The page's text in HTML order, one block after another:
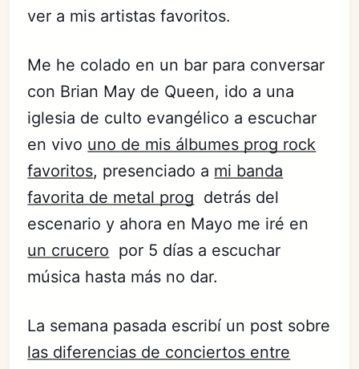
ver a mis artistas favoritos.
Me he colado en un bar para conversar
con Brian May de Queen, ido a una
iglesia de culto evangélico a escuchar
en vivo uno de mis álbumes prog rock
favoritos, presenciado a mi banda
favorita de metal prog detrás del
escenario y ahora en Mayo me iré en
un crucero por 5 días a escuchar
música hasta más no dar.
La semana pasada escribí un post sobre
las diferencias de conciertos entre